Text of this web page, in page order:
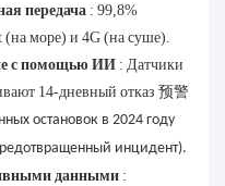
передача : 99,8%
море) и 4G (на суше).
с помощью ИИ : Датчики
14-дневный отказ 预警
остановок в 2024 году
инцидент).
данными :